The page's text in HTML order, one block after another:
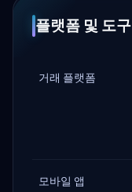
플랫폼 및 도구
거래 플랫폼
모바일 앱